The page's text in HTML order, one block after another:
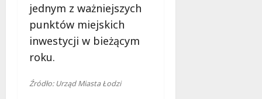
jednym z ważniejszych
punktów miejskich
inwestycji w bieżącym
roku.
Źródło: Urząd Miasta Łodzi